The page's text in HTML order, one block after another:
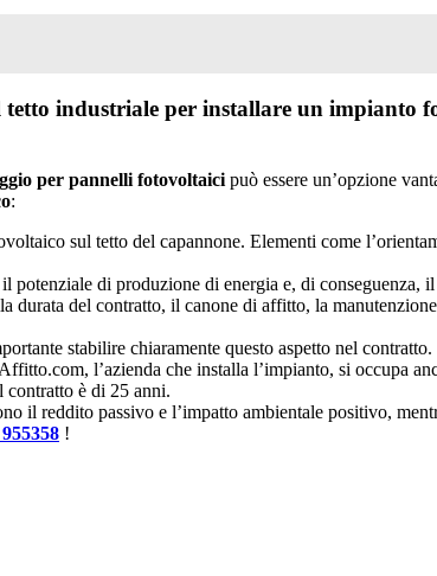
industriale per installare un impianto
per pannelli fotovoltaici può essere un’opzione
:
sul tetto del capannone. Elementi come
di produzione di energia e, di conseguenza,
del contratto, il canone di affitto, la
stabilire chiaramente questo aspetto nel contratto.
l’azienda che installa l’impianto, si occupa
contratto è di 25 anni.
il reddito passivo e l’impatto ambientale positivo,
!